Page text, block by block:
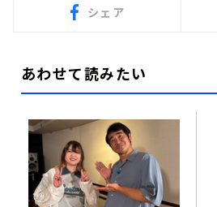
シェア
あわせて読みたい